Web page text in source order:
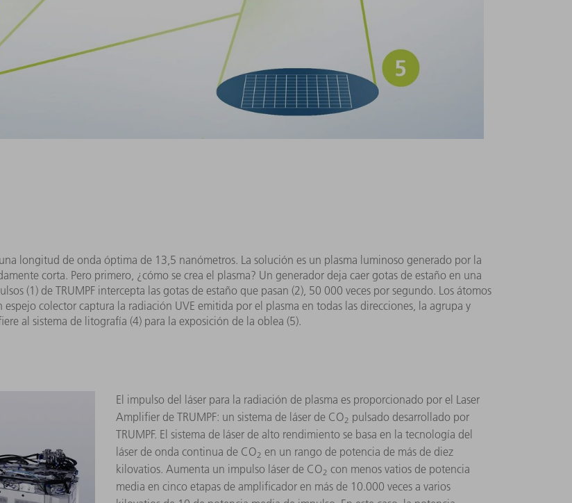
longitud de onda óptima de 13,5 nanómetros. La solución es un plasma luminoso generado por la
corta. Pero primero, ¿cómo se crea el plasma? Un generador deja caer gotas de estaño en una
(1) de TRUMPF intercepta las gotas de estaño que pasan (2), 50 000 veces por segundo. Los átomos
colector captura la radiación UVE emitida por el plasma en todas las direcciones, la agrupa y
al sistema de litografía (4) para la exposición de la oblea (5).
El impulso del láser para la radiación de plasma es proporcionado por el Laser
Amplifier de TRUMPF: un sistema de láser de CO2 pulsado desarrollado por
TRUMPF. El sistema de láser de alto rendimiento se basa en la tecnología del
láser de onda continua de CO2 en un rango de potencia de más de diez
kilovatios. Aumenta un impulso láser de CO2 con menos vatios de potencia
media en cinco etapas de amplificador en más de 10.000 veces a varios